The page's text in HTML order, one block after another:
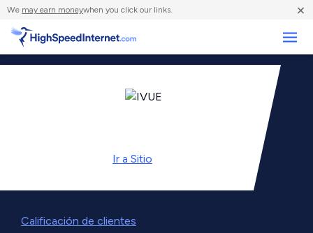
We may earn moneywhen you click our links. ×
Ir a Sitio
Calificación de clientes